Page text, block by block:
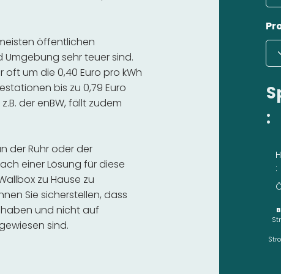
öffentlichen
Umgebung sehr teuer sind.
oft um die 0,40 Euro pro kWh
bis zu 0,79 Euro
der enBW, fällt zudem
der Ruhr oder der
einer Lösung für diese
zu Hause zu
Sie sicherstellen, dass
und nicht auf
sind.
:
: